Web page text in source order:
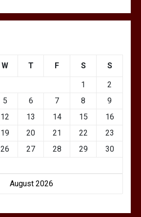
August 2026
W T F S S
1
2
5 6 7 8
9
12 13 14 15
16
19 20 21 22
23
26 27 28 29
30